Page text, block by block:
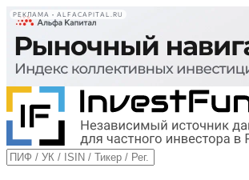
РЕКЛАМА • ALFACAPITAL.RU